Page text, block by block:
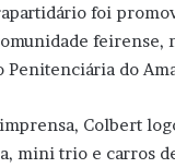
foi
feirense,
do
Colbert
mini trio e carros